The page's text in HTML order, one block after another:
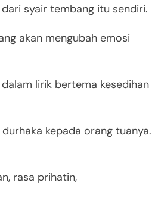
syair tembang itu sendiri.
akan mengubah emosi
lirik bertema kesedihan
kepada orang tuanya.
rasa prihatin,